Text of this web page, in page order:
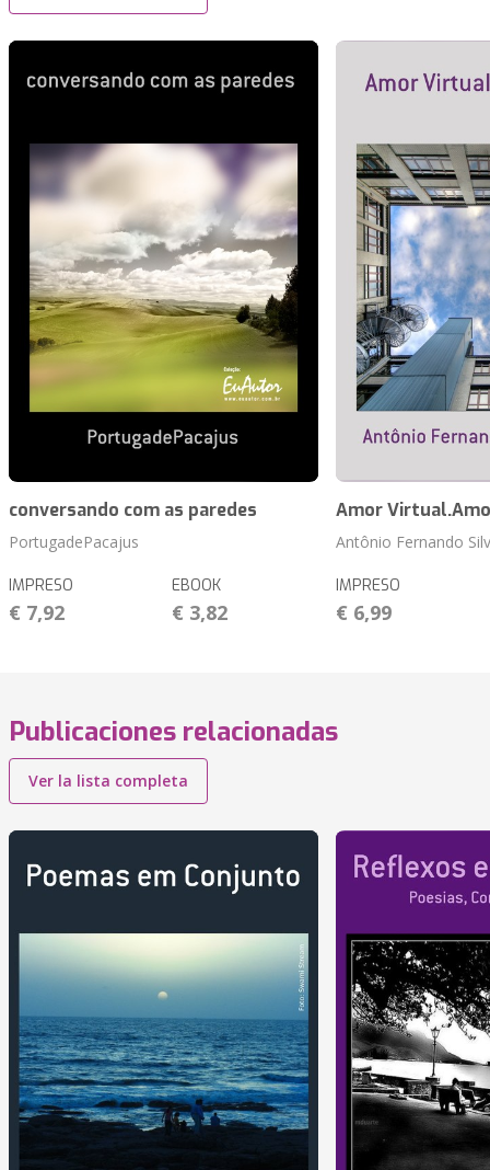
conversando com as paredes
PortugadePacajus
IMPRESO
€ 7,92
EBOOK
€ 3,82
Amor
Antônio Fernando
IMPRESO
€ 6,99
Publicaciones relacionadas
Ver la lista completa